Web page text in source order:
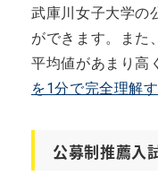
武庫川女子大学の
ができます。また
平均値があまり高
を1分で完全理解す
公募制推薦入